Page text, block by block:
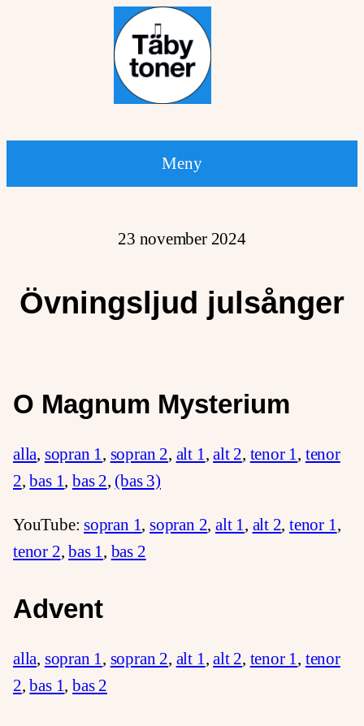
Meny
23 november 2024
Övningsljud julsånger
O Magnum Mysterium
alla, sopran 1, sopran 2, alt 1,alt 2, tenor 1, tenor
2,bas 1, bas 2, (bas 3)
YouTube:sopran 1,sopran 2, alt 1, alt 2,tenor 1,
tenor 2,bas 1, bas 2
Advent
alla, sopran 1 , sopran 2, alt 1 ,alt 2, tenor 1 , tenor
2,bas 1, bas 2